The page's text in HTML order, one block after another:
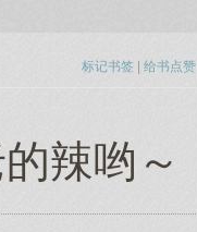
标记书签 | 给书点赞
辣哟～